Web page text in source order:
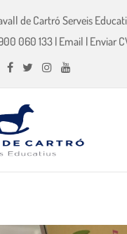
de Cartró Serveis
060 133| Email | Enviar